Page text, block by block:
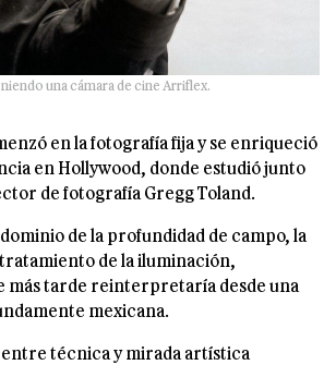
una cámara de cine Arriflex.
en la fotografía fija y se enriqueció
en Hollywood, donde estudió junto
de fotografía Gregg Toland.
de la profundidad de campo, la
de la iluminación,
más tarde reinterpretaría desde una
mexicana.
técnica y mirada artística